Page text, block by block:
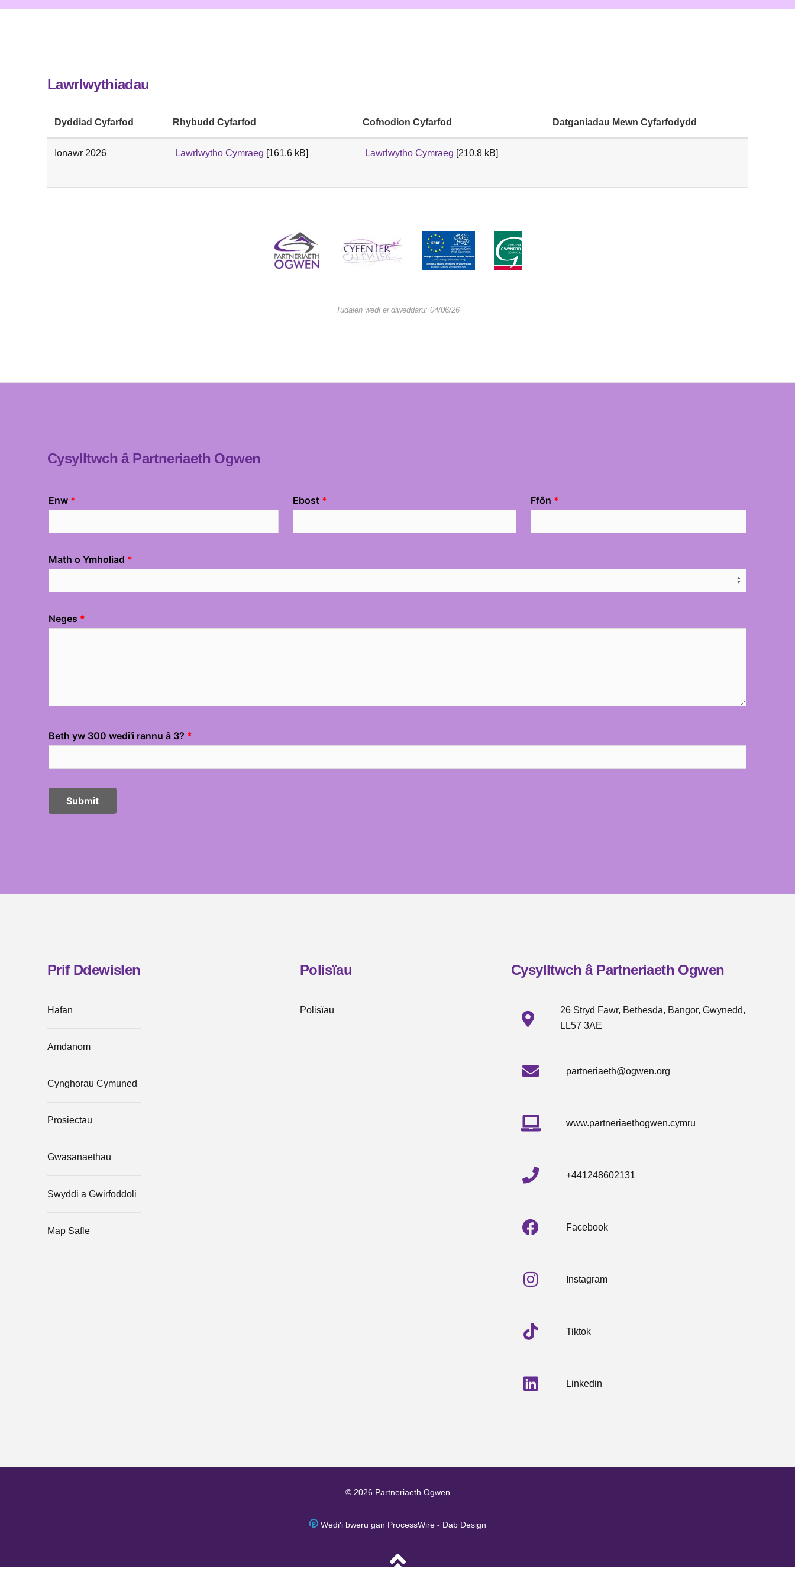
Lawrlwythiadau
Dyddiad Cyfarfod Rhybudd Cyfarfod Cofnodion Cyfarfod Datganiadau Mewn Cyfarfodydd
Ionawr 2026 Lawrlwytho Cymraeg [161.6 kB] Lawrlwytho Cymraeg [210.8 kB]
Tudalen wedi ei diweddaru: 04/06/26
Cysylltwch â Partneriaeth Ogwen
Prif Ddewislen
Hafan
Amdanom
Cynghorau Cymuned
Prosiectau
Gwasanaethau
Swyddi a Gwirfoddoli
Map Safle
Polisïau
Polisïau
Cysylltwch â Partneriaeth Ogwen
26 Stryd Fawr, Bethesda, Bangor, Gwynedd,
LL57 3AE
partneriaeth@ogwen.org
www.partneriaethogwen.cymru
+441248602131
Facebook
Instagram
Tiktok
Linkedin
© 2026 Partneriaeth Ogwen
Wedi'i bweru gan ProcessWire- Dab Design